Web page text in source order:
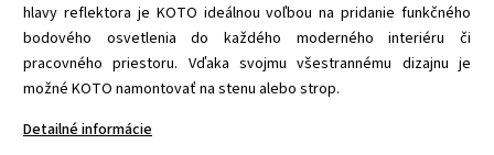
hlavy reflektora je KOTO ideálnou voľbou na pridanie funkčného
bodového osvetlenia do každého moderného interiéru či
pracovného priestoru. Vďaka svojmu všestrannému dizajnu je
možné KOTO namontovať na stenu alebo strop.
Detailné informácie